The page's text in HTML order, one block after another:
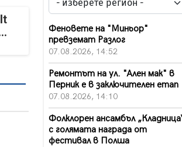
Феновете на "Миньор"
превземат Разлог
07.08.2026, 14:52
Ремонтът на ул. "Ален мак" в
Перник е в заключителен етап
07.08.2026, 14:10
Фолклорен ансамбъл
с голямата награда от
фестивал в Полша